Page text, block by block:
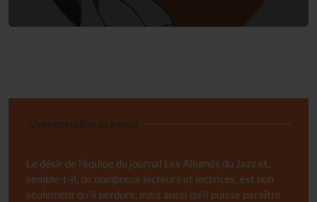
Abonnement libre au Journal
Le désir de l'équipe du journal Les Allumés du Jazz et,
semble-t-il, de nombreux lecteurs et lectrices, est non
seulement qu'il perdure, mais aussi qu'il puisse paraître